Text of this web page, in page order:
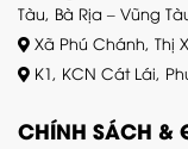
Tàu, Bà Rịa – Vũng
Xã Phú Chánh, Thị
K1, KCN Cát Lái,
CHÍNH SÁCH &